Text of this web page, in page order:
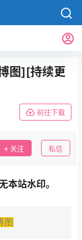
图][持续更
前往下载
关注 私信
本站水印。
图